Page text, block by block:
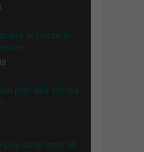
le borse in
pub alla serata
pop degli anni 90